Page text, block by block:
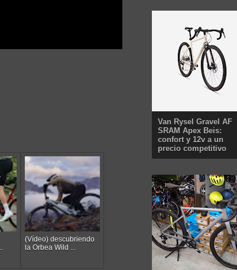
(Vídeo) descubriendo
la Orbea Wild ...
Van Rysel Gravel AF
SRAM Apex Beis:
confort y 12v a un
precio competitivo